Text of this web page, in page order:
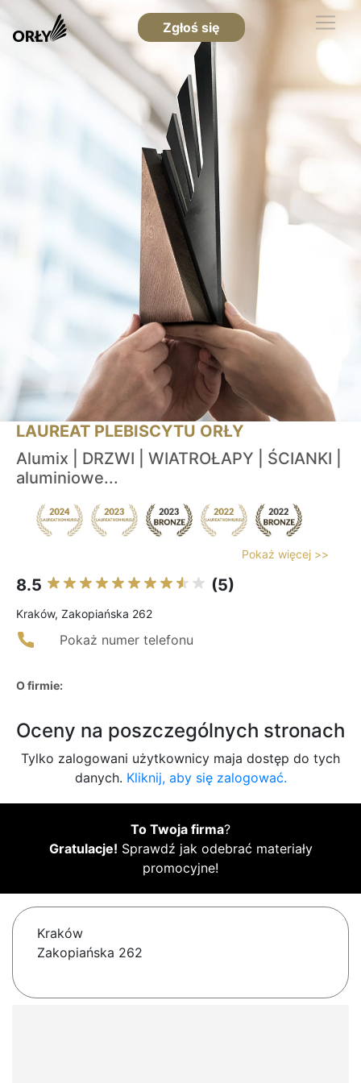
Zgłoś się
LAUREAT PLEBISCYTU ORŁY
Alumix | DRZWI | WIATROŁAPY | ŚCIANKI |
aluminiowe...
Pokaż więcej >>
8.5 (5)
Kraków, Zakopiańska 262
Pokaż numer telefonu
O firmie:
Oceny na poszczególnych stronach
Tylko zalogowani użytkownicy maja dostęp do tych
danych. Kliknij, aby się zalogować.
To Twoja firma?
Gratulacje! Sprawdź jak odebrać materiały
promocyjne!
Kraków
Zakopiańska 262